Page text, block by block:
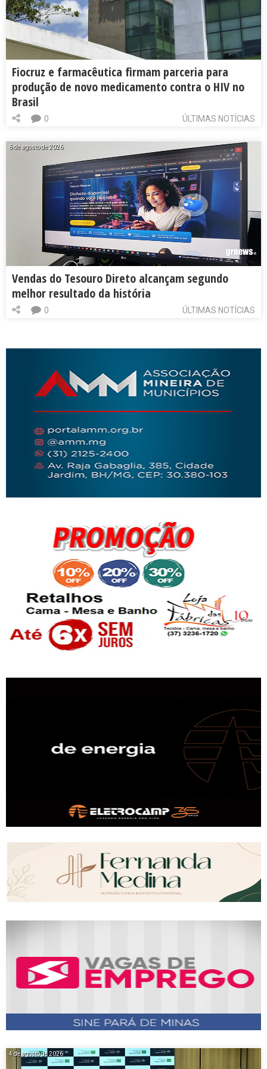
Fiocruz e farmacêutica firmam parceria para
produção de novo medicamento contra o HIV no
Brasil
ÚLTIMAS NOTÍCIAS
0
6 de agosto de 2026
Vendas do Tesouro Direto alcançam segundo
melhor resultado da história
ÚLTIMAS NOTÍCIAS
0
4 de agosto de 2026